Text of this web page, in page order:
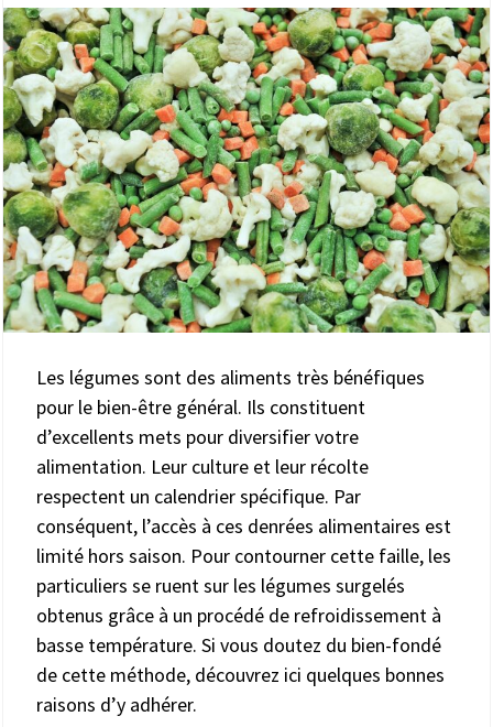
Les légumes sont des aliments très bénéfiques
pour le bien-être général. Ils constituent
d’excellents mets pour diversifier votre
alimentation. Leur culture et leur récolte
respectent un calendrier spécifique. Par
conséquent, l’accès à ces denrées alimentaires est
limité hors saison. Pour contourner cette faille, les
particuliers se ruent sur les légumes surgelés
obtenus grâce à un procédé de refroidissement à
basse température. Si vous doutez du bien-fondé
de cette méthode, découvrez ici quelques bonnes
raisons d’y adhérer.